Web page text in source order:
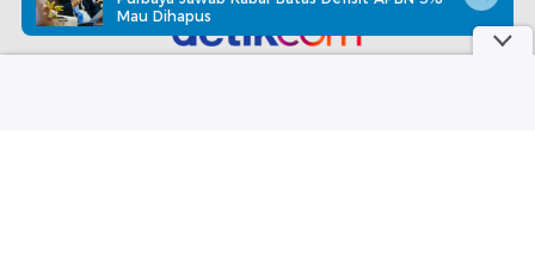
Mau Dihapus